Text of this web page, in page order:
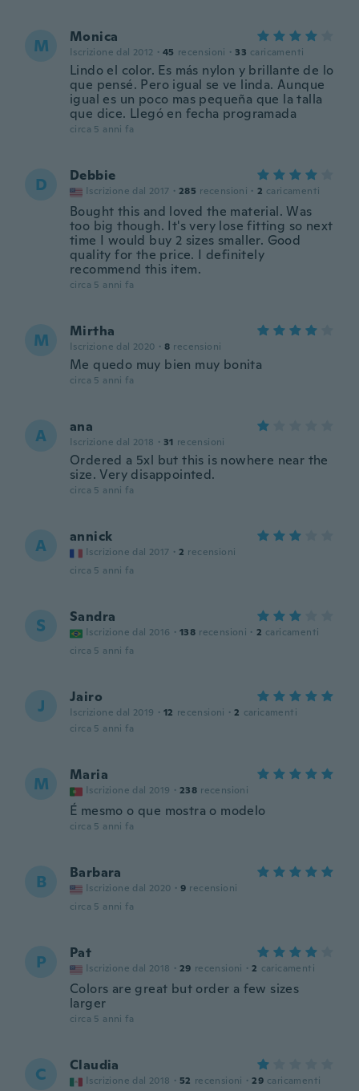
M Monica
Iscrizione dal 2012 · 45 recensioni · 33 caricamenti
Lindo el color. Es más nylon y brillante de lo
que pensé. Pero igual se ve linda. Aunque
igual es un poco mas pequeña que la talla
que dice. Llegó en fecha programada
circa 5 anni fa
D Debbie
Iscrizione dal 2017 · 285 recensioni · 2 caricamenti
Bought this and loved the material. Was
too big though. It's very lose fitting so next
time I would buy 2 sizes smaller. Good
quality for the price. I definitely
recommend this item.
circa 5 anni fa
M Mirtha
Iscrizione dal 2020 · 8 recensioni
Me quedo muy bien muy bonita
circa 5 anni fa
A ana
Iscrizione dal 2018 · 31 recensioni
Ordered a 5xl but this is nowhere near the
size. Very disappointed.
circa 5 anni fa
A annick
Iscrizione dal 2017 · 2 recensioni
circa 5 anni fa
S Sandra
Iscrizione dal 2016 · 138 recensioni · 2 caricamenti
circa 5 anni fa
J Jairo
Iscrizione dal 2019 · 12 recensioni · 2 caricamenti
circa 5 anni fa
M Maria
Iscrizione dal 2019 · 238 recensioni
É mesmo o que mostra o modelo
circa 5 anni fa
B Barbara
Iscrizione dal 2020 · 9 recensioni
circa 5 anni fa
P Pat
Iscrizione dal 2018 · 29 recensioni · 2 caricamenti
Colors are great but order a few sizes
larger
circa 5 anni fa
C Claudia
Iscrizione dal 2018 · 52 recensioni · 29 caricamenti